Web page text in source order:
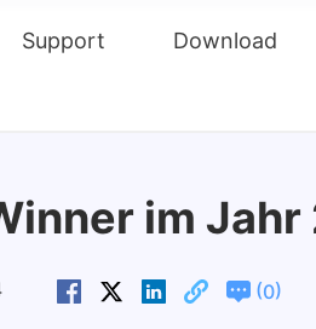
Support Download
im
(0)